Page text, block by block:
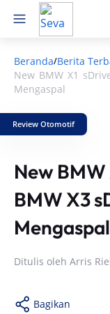
Beranda/Berita
New BMW X1
Mengaspal
Review Otomotif
New BMW
BMW X3
Mengaspal
Ditulis oleh Arris
Bagikan